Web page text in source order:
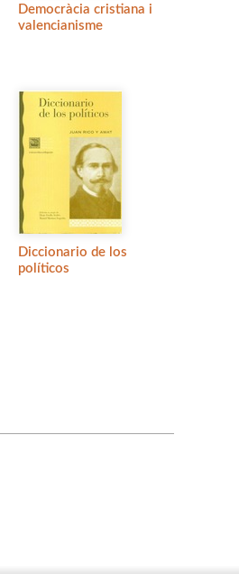
Democràcia cristiana i
valencianisme
Diccionario de los
políticos